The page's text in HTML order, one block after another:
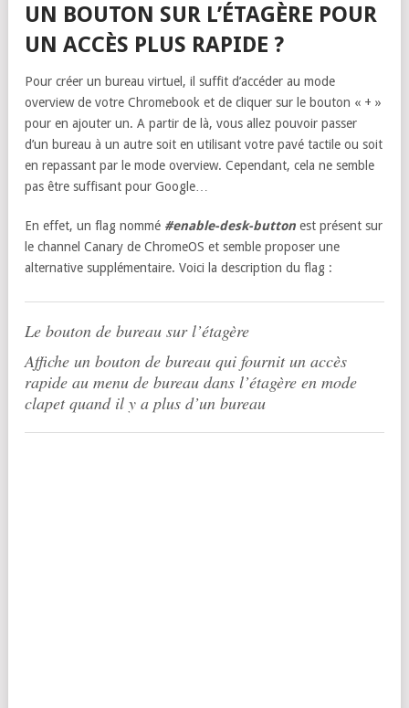
UN BOUTON SUR L’ÉTAGÈRE POUR
UN ACCÈS PLUS RAPIDE ?
Pour créer un bureau virtuel, il suffit d’accéder au mode
overview de votre Chromebook et de cliquer sur le bouton « + »
pour en ajouter un. A partir de là, vous allez pouvoir passer
d’un bureau à un autre soit en utilisant votre pavé tactile ou soit
en repassant par le mode overview. Cependant, cela ne semble
pas être suffisant pour Google…
En effet, un flag nommé #enable-desk-button est présent sur
le channel Canary de ChromeOS et semble proposer une
alternative supplémentaire. Voici la description du flag :
Le bouton de bureau sur l’étagère
Affiche un bouton de bureau qui fournit un accès
rapide au menu de bureau dans l’étagère en mode
clapet quand il y a plus d’un bureau